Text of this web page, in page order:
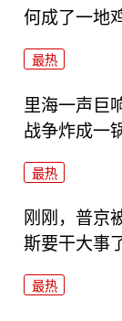
何成了一地
最热
里海一声巨
战争炸成一
最热
刚刚，普京
斯要干大事
最热